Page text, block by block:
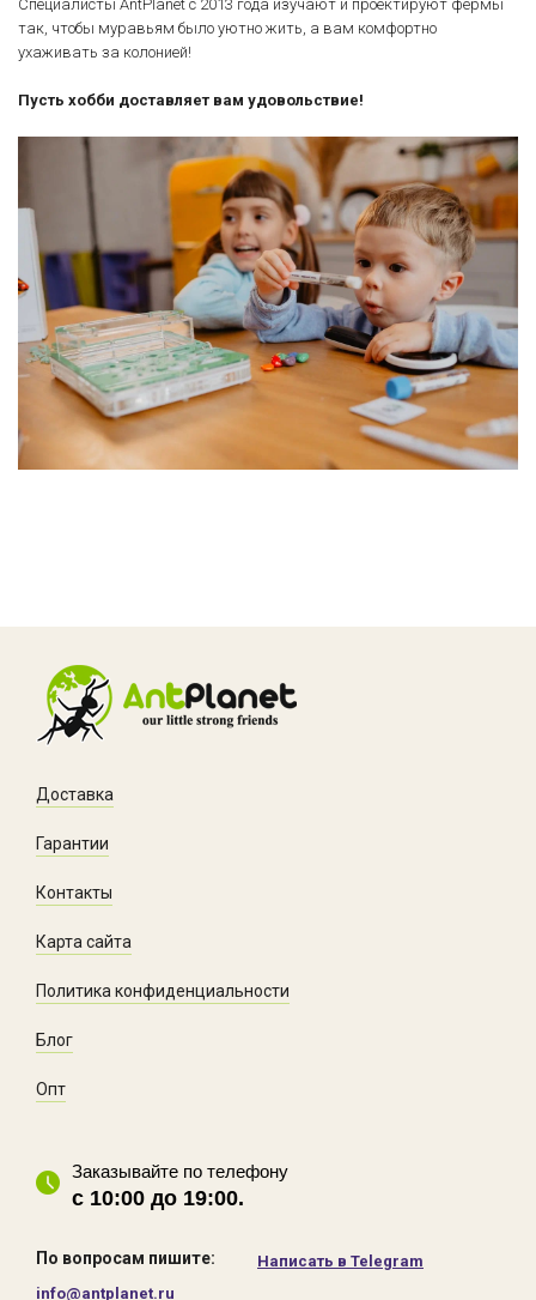
Специалисты AntPlanet с 2013 года изучают и проектируют фермы
так, чтобы муравьям было уютно жить, а вам комфортно
ухаживать за колонией!
Пусть хобби доставляет вам удовольствие!
Доставка
Гарантии
Контакты
Карта сайта
Политика конфиденциальности
Блог
Опт
Заказывайте по телефону
с 10:00 до 19:00.
По вопросам пишите:
Написать в Telegram
info@antplanet.ru